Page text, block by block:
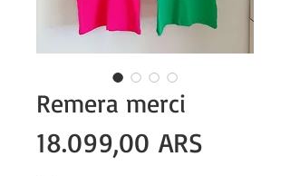
Remera merci
18.099,00 ARS